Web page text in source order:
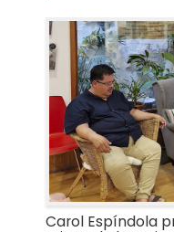
Carol Espíndola